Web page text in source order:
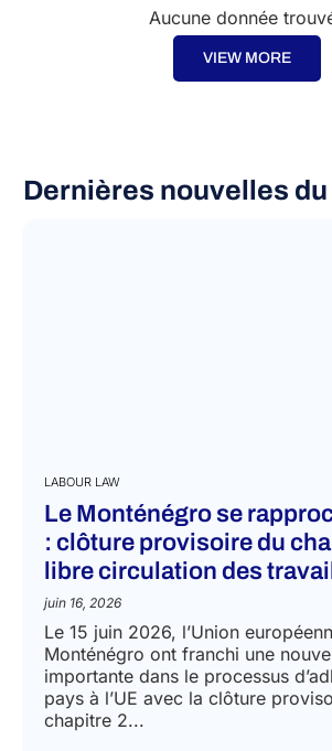
Aucune donnée
VIEW MORE
Dernières nouvelles du
LABOUR LAW
Le Monténégro se
: clôture provisoire du
libre circulation des
juin 16, 2026
Le 15 juin 2026, l’Union
Monténégro ont franchi une
importante dans le processus
pays à l’UE avec la clôture
chapitre 2...